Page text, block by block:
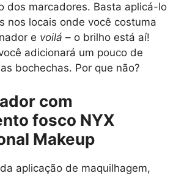
dos marcadores. Basta aplicá-lo
nos locais onde você costuma
e voilá – o brilho está aí!
adicionará um pouco de
bochechas. Por que não?
com
fosco NYX
Makeup
aplicação de maquilhagem,